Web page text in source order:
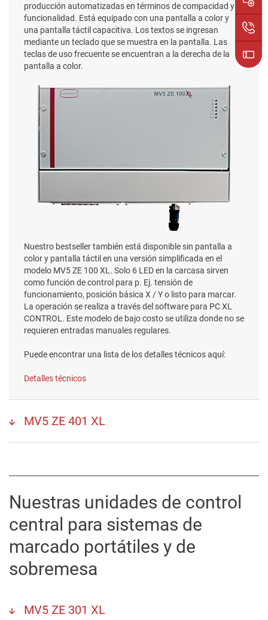
producción automatizadas en términos de compacidad y
funcionalidad. Está equipado con una pantalla a color y
una pantalla táctil capacitiva. Los textos se ingresan
mediante un teclado que se muestra en la pantalla. Las
teclas de uso frecuente se encuentran a la derecha de la
pantalla a color.
Nuestro bestseller también está disponible sin pantalla a
color y pantalla táctil en una versión simplificada en el
modelo MV5 ZE 100 XL. Solo 6 LED en la carcasa sirven
como función de control para p. Ej. tensión de
funcionamiento, posición básica X / Y o listo para marcar.
La operación se realiza a través del software para PC XL
CONTROL. Este modelo de bajo costo se utiliza donde no se
requieren entradas manuales regulares.
Puede encontrar una lista de los detalles técnicos aquí:
Detalles técnicos
MV5 ZE 401 XL
Nuestras unidades de control
central para sistemas de
marcado portátiles y de
sobremesa
MV5 ZE 301 XL